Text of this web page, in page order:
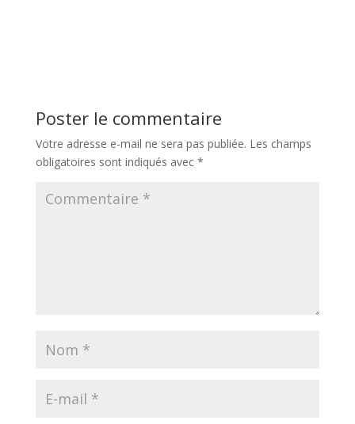
Poster le commentaire
Votre adresse e-mail ne sera pas publiée. Les champs
obligatoires sont indiqués avec *